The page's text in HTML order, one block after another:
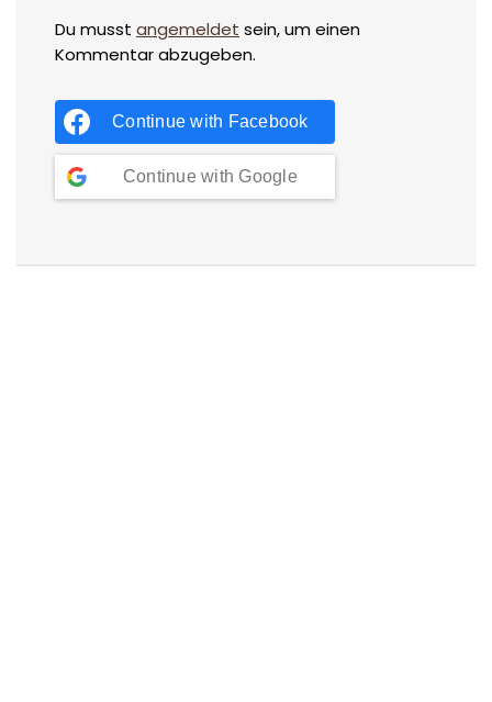
Du musst angemeldet sein, um einen
Kommentar abzugeben.
Continue with Facebook
Continue with Google